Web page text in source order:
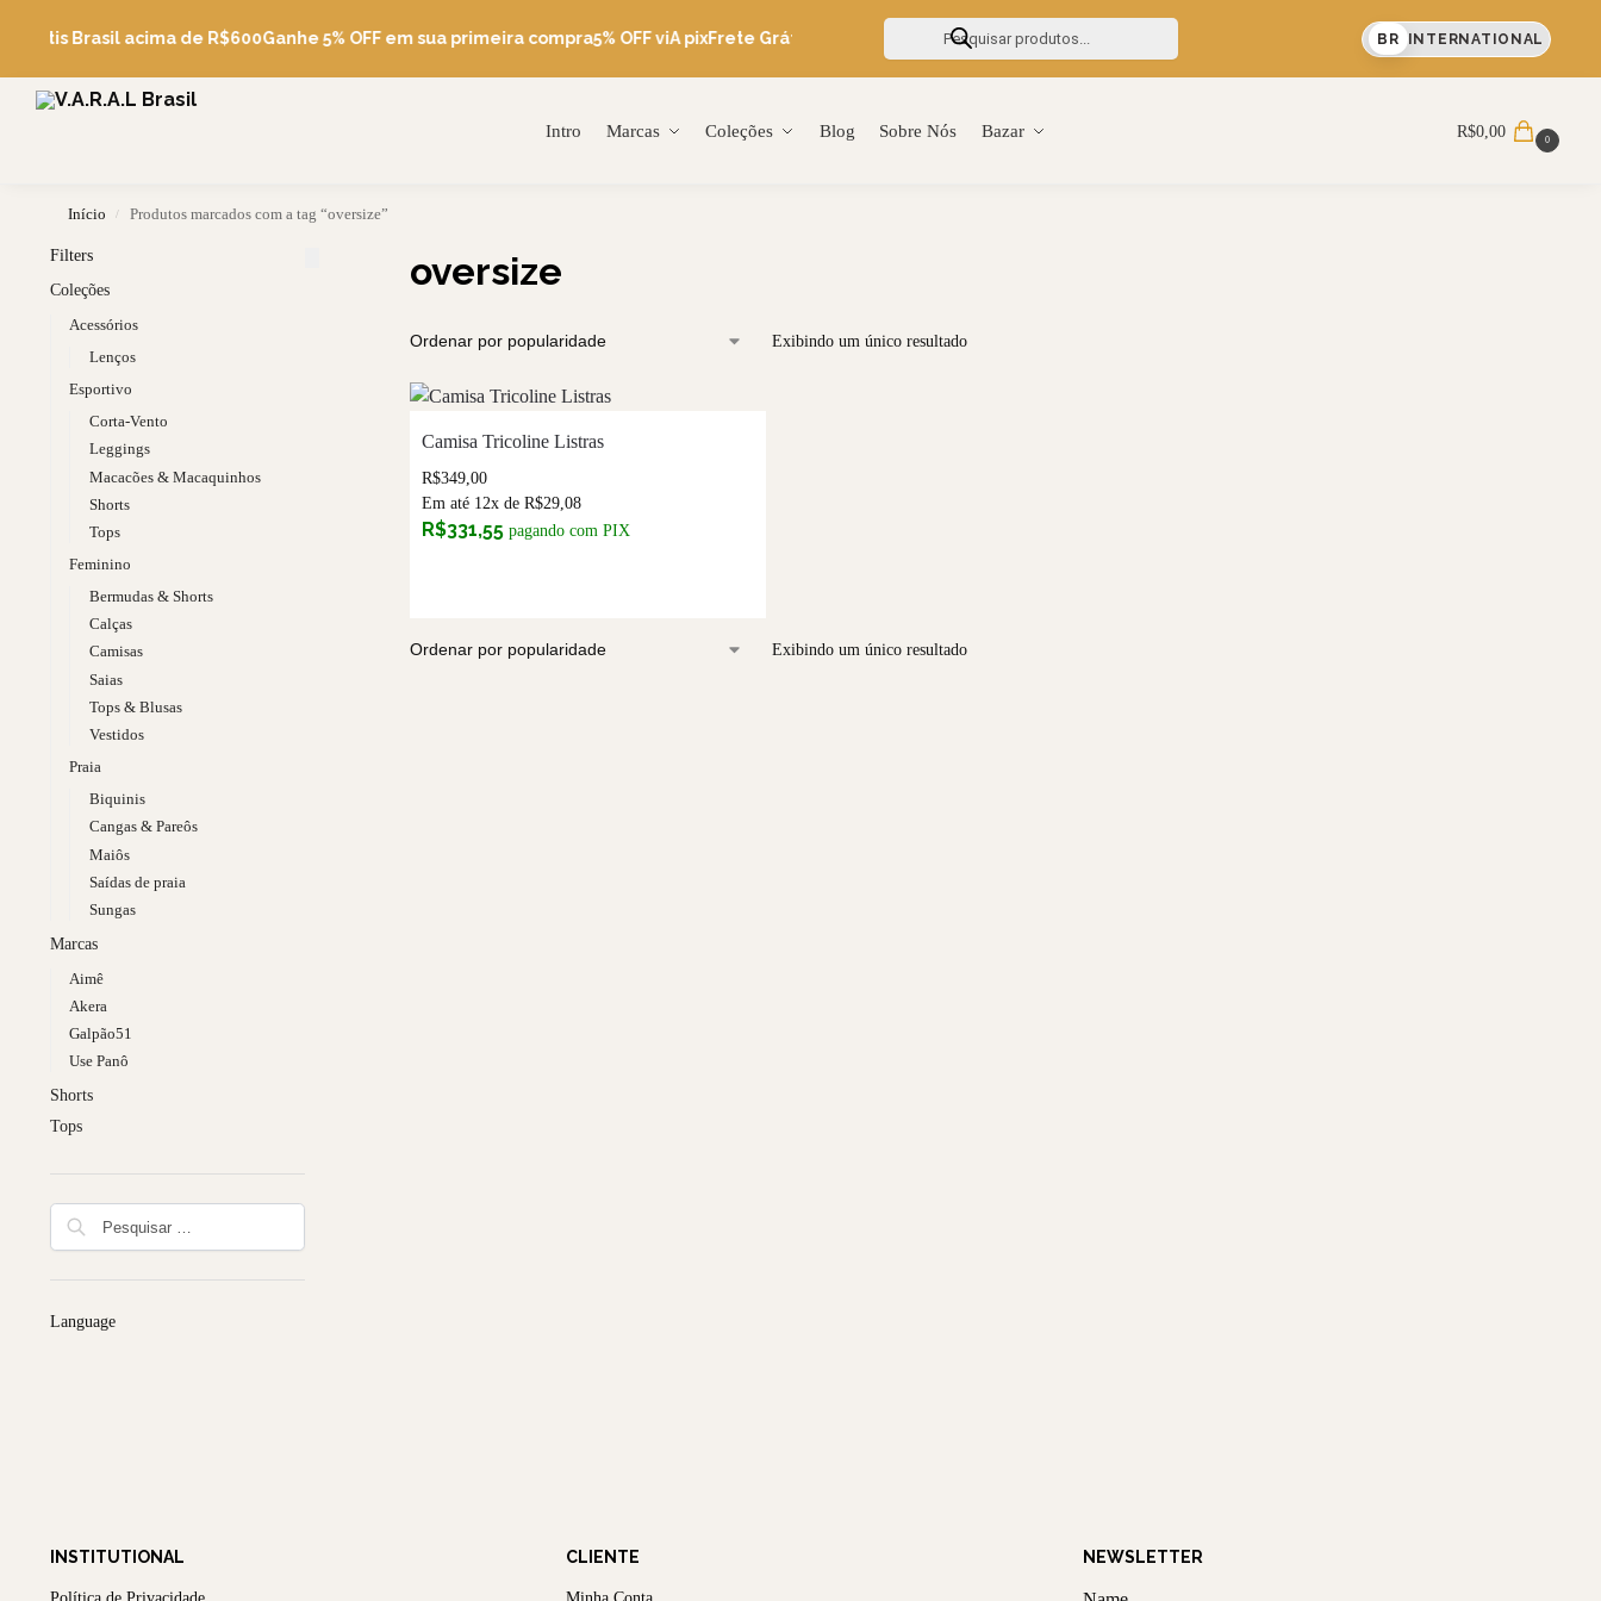
Grátis Brasil acima de R$600Ganhe 5% OFF em sua primeira compra5% OFF viA pixFrete Grátis Brasil acima de R$600Ganhe 5% OFF em sua primeira compra BR INTERNATIONAL
Intro Marcas Coleções Blog Sobre Nós Bazar
Pesquise
R$0,00 0
Início / Produtos marcados com a tag “oversize”
oversize
Exibindo um único resultado
Camisa Tricoline Listras
R$349,00
Em até 12x deR$29,08
R$331,55 pagando com PIX
Exibindo um único resultado
Filters
Coleções
Acessórios
Lenços
Esportivo
Corta-Vento
Leggings
Macacões & Macaquinhos
Shorts
Tops
Feminino
Bermudas & Shorts
Calças
Camisas
Saias
Tops & Blusas
Vestidos
Praia
Biquinis
Cangas & Pareôs
Maiôs
Saídas de praia
Sungas
Marcas
Aimê
Akera
Galpão51
Use Panô
Shorts
Tops
Language
INSTITUTIONAL CLIENTE NEWSLETTER